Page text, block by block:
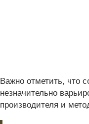
Важно отметить, что
незначительно
производителя и